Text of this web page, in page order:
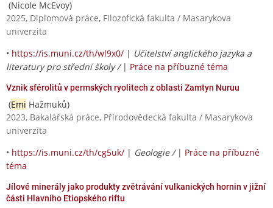
(Nicole McEvoy)
2025, Diplomová práce, Filozofická fakulta / Masarykova
univerzita
• https://is.muni.cz/th/wl9x0/ | Učitelství anglického jazyka a
literatury pro střední školy / | Práce na příbuzné téma
Vznik sférolitů v permských ryolitech z oblasti Zamtyn Nuruu
(Emi Hažmuků)
2023, Bakalářská práce, Přírodovědecká fakulta / Masarykova
univerzita
• https://is.muni.cz/th/cg5uk/ | Geologie / | Práce na příbuzné
téma
Jílové minerály jako produkty zvětrávání vulkanických hornin v jižní
části Hlavního Etiopského riftu